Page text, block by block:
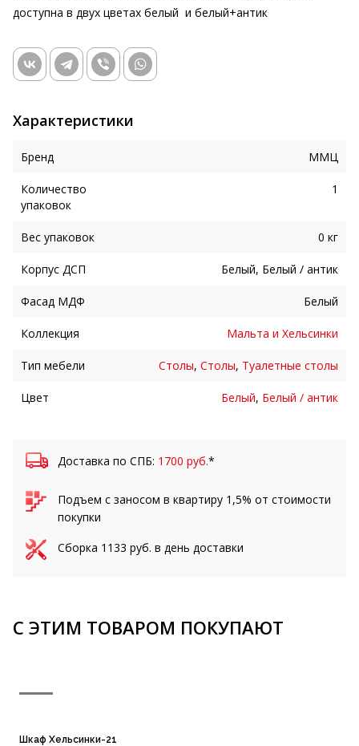
доступна в двух цветах белый и белый+антик
Характеристики
Бренд ММЦ
Количество
упаковок
1
Вес упаковок 0 кг
Корпус ДСП Белый, Белый / антик
Фасад МДФ Белый
Коллекция Мальта и Хельсинки
Тип мебели Столы, Столы, Туалетные столы
Цвет Белый, Белый / антик
Доставка по СПБ: 1700 руб.*
Подъем с заносом в квартиру 1,5% от стоимости
покупки
Сборка 1133 руб. в день доставки
С ЭТИМ ТОВАРОМ ПОКУПАЮТ
Шкаф Хельсинки-21